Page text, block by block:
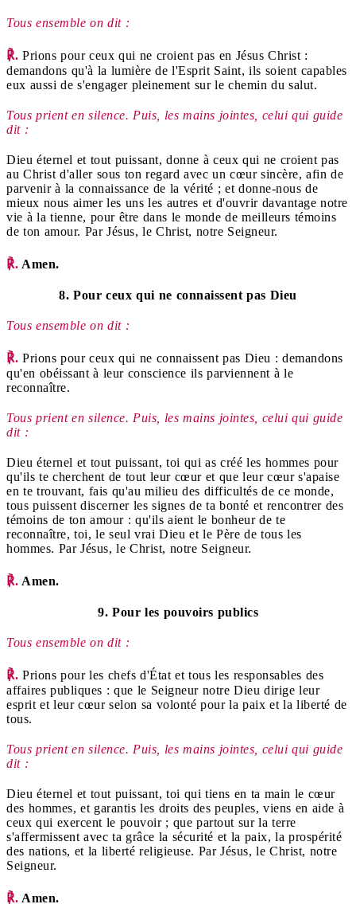
Tous ensemble on dit :
℟. Prions pour ceux qui ne croient pas en Jésus Christ :
demandons qu'à la lumière de l'Esprit Saint, ils soient capables
eux aussi de s'engager pleinement sur le chemin du salut.
Tous prient en silence. Puis, les mains jointes, celui qui guide
dit :
Dieu éternel et tout puissant, donne à ceux qui ne croient pas
au Christ d'aller sous ton regard avec un cœur sincère, afin de
parvenir à la connaissance de la vérité ; et donne-nous de
mieux nous aimer les uns les autres et d'ouvrir davantage notre
vie à la tienne, pour être dans le monde de meilleurs témoins
de ton amour. Par Jésus, le Christ, notre Seigneur.
℟. Amen.
8. Pour ceux qui ne connaissent pas Dieu
Tous ensemble on dit :
℟. Prions pour ceux qui ne connaissent pas Dieu : demandons
qu'en obéissant à leur conscience ils parviennent à le
reconnaître.
Tous prient en silence. Puis, les mains jointes, celui qui guide
dit :
Dieu éternel et tout puissant, toi qui as créé les hommes pour
qu'ils te cherchent de tout leur cœur et que leur cœur s'apaise
en te trouvant, fais qu'au milieu des difficultés de ce monde,
tous puissent discerner les signes de ta bonté et rencontrer des
témoins de ton amour : qu'ils aient le bonheur de te
reconnaître, toi, le seul vrai Dieu et le Père de tous les
hommes. Par Jésus, le Christ, notre Seigneur.
℟. Amen.
9. Pour les pouvoirs publics
Tous ensemble on dit :
℟. Prions pour les chefs d'État et tous les responsables des
affaires publiques : que le Seigneur notre Dieu dirige leur
esprit et leur cœur selon sa volonté pour la paix et la liberté de
tous.
Tous prient en silence. Puis, les mains jointes, celui qui guide
dit :
Dieu éternel et tout puissant, toi qui tiens en ta main le cœur
des hommes, et garantis les droits des peuples, viens en aide à
ceux qui exercent le pouvoir ; que partout sur la terre
s'affermissent avec ta grâce la sécurité et la paix, la prospérité
des nations, et la liberté religieuse. Par Jésus, le Christ, notre
Seigneur.
℟. Amen.